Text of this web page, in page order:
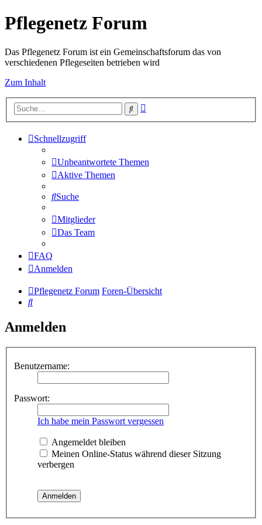
Pflegenetz Forum
Das Pflegenetz Forum ist ein Gemeinschaftsforum das von
verschiedenen Pflegeseiten betrieben wird
Zum Inhalt
Suche
Schnellzugriff
Unbeantwortete Themen
Aktive Themen
Suche
Mitglieder
Das Team
FAQ
Anmelden
Pflegenetz Forum Foren-Übersicht
Suche
Anmelden
Benutzername:
Passwort:
Ich habe mein Passwort vergessen
Angemeldet bleiben
Meinen Online-Status während dieser Sitzung
verbergen